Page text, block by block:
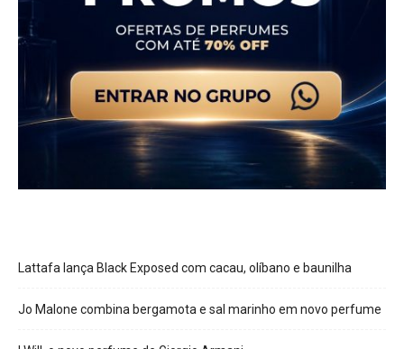
Lattafa lança Black Exposed com cacau, olíbano e baunilha
Jo Malone combina bergamota e sal marinho em novo perfume